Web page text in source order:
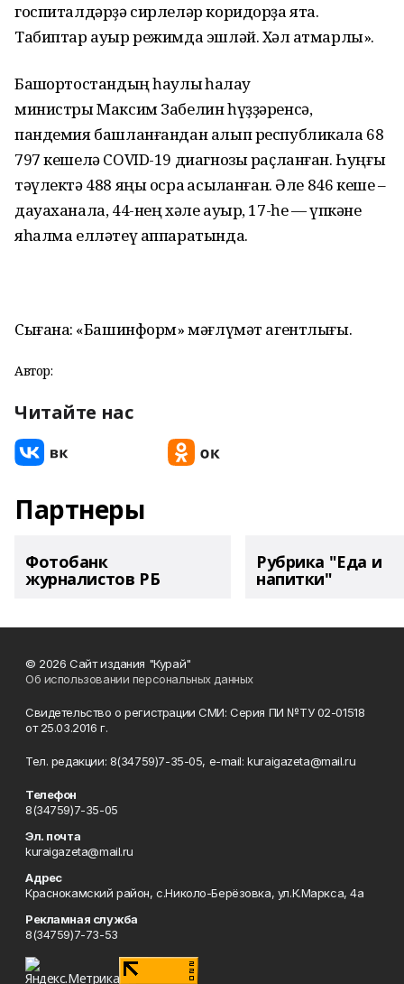
госпиталдәрҙә сирлеләр коридорҙа ята.
Табиптар ауыр режимда эшләй. Хәл ҡатмарлы».
Башҡортостандың һаулыҡ һаҡлау
министры Максим Забелин һүҙҙәренсә,
пандемия башланғандан алып республикала 68
797 кешелә COVID-19 диагнозы раҫланған. Һуңғы
тәүлектә 488 яңы осраҡ асыҡланған. Әле 846 кеше –
дауаханала, 44-нең хәле ауыр, 17-һе — үпкәне
яһалма елләтеү аппаратында.
Сығанаҡ: «Башинформ» мәғлүмәт агентлығы.
Автор:
Читайте нас
Партнеры
Фотобанк
журналистов РБ
Рубрика "Еда и
напитки"
© 2026 Сайт издания "Курай"
Об использовании персональных данных
Свидетельство о регистрации СМИ: Серия ПИ №ТУ 02-01518
от 25.03.2016 г.
Тел. редакции: 8(34759)7-35-05, e-mail: kuraigazeta@mail.ru
Телефон
8(34759)7-35-05
Эл. почта
kuraigazeta@mail.ru
Адрес
Краснокамский район, с.Николо-Берёзовка, ул.К.Маркса, 4а
Рекламная служба
8(34759)7-73-53